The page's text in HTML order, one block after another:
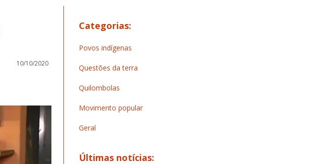
10/10/2020
Categorias:
Povos indígenas
Questões da terra
Quilombolas
Movimento popular
Geral
Últimas notícias: